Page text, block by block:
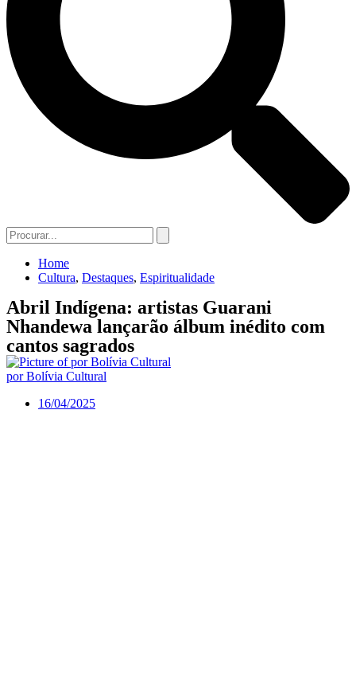
Home
Cultura, Destaques, Espiritualidade
Abril Indígena: artistas Guarani
Nhandewa lançarão álbum inédito com
cantos sagrados
por Bolívia Cultural
16/04/2025